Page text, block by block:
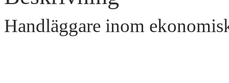
Handläggare inom